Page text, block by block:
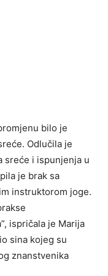
bilo je
Odlučila je
sreće i ispunjenja u
je brak sa
instruktorom joge.
ispričala je Marija
sina kojeg su
znanstvenika